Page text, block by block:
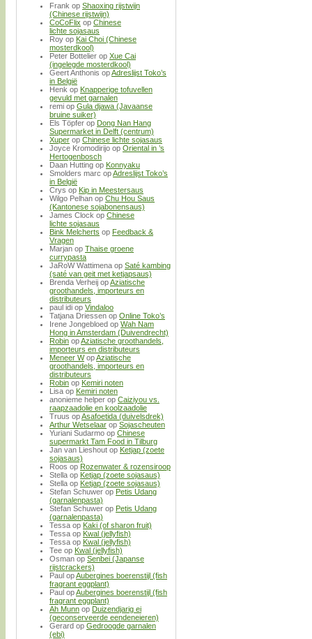
Frank op Shaoxing rijstwijn
(Chinese rijstwijn)
CoCoFlix op Chinese
lichte sojasaus
Roy op Kai Choi (Chinese
mosterdkool)
Peter Bottelier op Xue Cai
(ingelegde mosterdkool)
Geert Anthonis opAdreslijst Toko’s
in België
Henk op Knapperige tofuvellen
gevuld met garnalen
remi op Gula djawa (Javaanse
bruine suiker)
Els Töpfer op Dong Nan Hang
Supermarket in Delft (centrum)
Xuper op Chinese lichte sojasaus
Joyce Kromodirijo op Oriental in ’s
Hertogenbosch
Daan Hutting op Konnyaku
Smolders marc opAdreslijst Toko’s
in België
Crys op Kip in Meestersaus
Wilgo Pelhan op Chu Hou Saus
(Kantonese sojabonensaus)
James Clock op Chinese
lichte sojasaus
Bink Melcherts op Feedback &
Vragen
Marjan op Thaise groene
currypasta
JaRoW Wattimena op Saté kambing
(saté van geit met ketjapsaus)
Brenda Verheij opAziatische
groothandels, importeurs en
distributeurs
paul idi op Vindaloo
Tatjana Driessen op Online Toko’s
Irene Jongebloed op Wah Nam
Hong in Amsterdam (Duivendrecht)
Robin opAziatische groothandels,
importeurs en distributeurs
Meneer WopAziatische
groothandels, importeurs en
distributeurs
Robin op Kemiri noten
Lisa op Kemiri noten
anonieme helper op Caiziyou vs.
raapzaadolie en koolzaadolie
Truus opAsafoetida (duivelsdrek)
Arthur Wetselaar op Sojascheuten
Yuriani Sudarmo op Chinese
supermarkt Tam Food in Tilburg
Jan van Lieshout op Ketjap (zoete
sojasaus)
Roos op Rozenwater & rozensiroop
Stella op Ketjap (zoete sojasaus)
Stella op Ketjap (zoete sojasaus)
Stefan Schuwer op Petis Udang
(garnalenpasta)
Stefan Schuwer op Petis Udang
(garnalenpasta)
Tessa op Kaki (of sharon fruit)
Tessa op Kwal (jellyfish)
Tessa op Kwal (jellyfish)
Tee op Kwal (jellyfish)
Osman op Senbei (Japanse
rijstcrackers)
Paul opAubergines boerenstijl (fish
fragrant eggplant)
Paul opAubergines boerenstijl (fish
fragrant eggplant)
Ah Munn op Duizendjarig ei
(geconserveerde eendeneieren)
Gerard op Gedroogde garnalen
(ebi)